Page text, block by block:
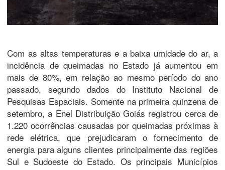
Com as altas temperaturas e a baixa umidade do ar, a
incidência de queimadas no Estado já aumentou em
mais de 80%, em relação ao mesmo período do ano
passado, segundo dados do Instituto Nacional de
Pesquisas Espaciais. Somente na primeira quinzena de
setembro, a Enel Distribuição Goiás registrou cerca de
1.220 ocorrências causadas por queimadas próximas à
rede elétrica, que prejudicaram o fornecimento de
energia para alguns clientes principalmente das regiões
Sul e Sudoeste do Estado. Os principais Municípios